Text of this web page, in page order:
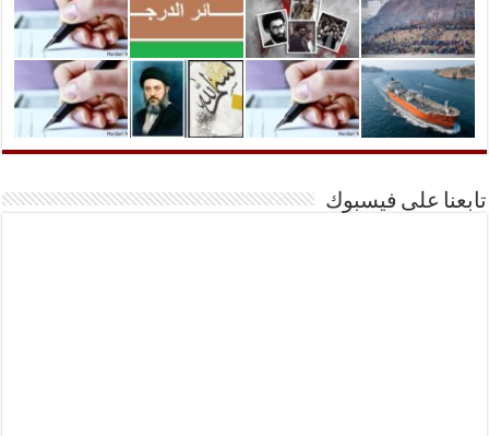
تابعنا على فيسبوك